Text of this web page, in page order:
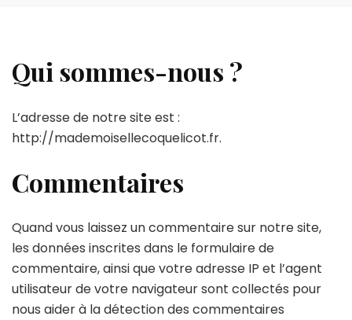
Qui sommes-nous ?
L’adresse de notre site est :
http://mademoisellecoquelicot.fr.
Commentaires
Quand vous laissez un commentaire sur notre site,
les données inscrites dans le formulaire de
commentaire, ainsi que votre adresse IP et l’agent
utilisateur de votre navigateur sont collectés pour
nous aider à la détection des commentaires